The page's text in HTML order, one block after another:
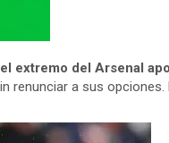
extremo del Arsenal
renunciar a sus opciones.